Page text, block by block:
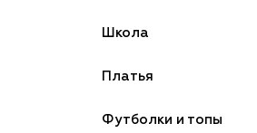
Школа
Платья
Футболки и топы